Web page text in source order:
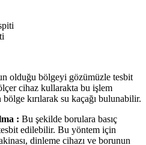
olduğu bölgeyi gözümüzle tesbit
cihaz kullarakta bu işlem
kırılarak su kaçağı bulunabilir.
: Bu şekilde borulara basıç
edilebilir. Bu yöntem için
dinleme cihazı ve borunun